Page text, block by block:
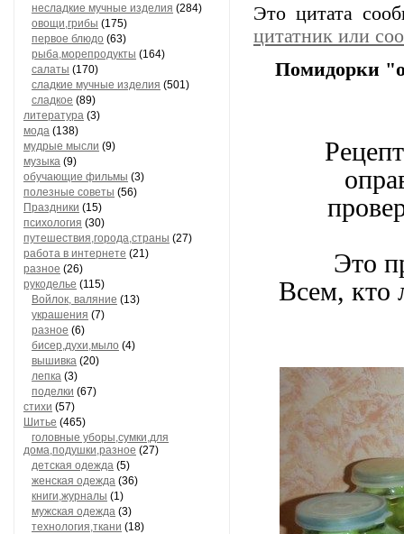
несладкие мучные изделия (284)
овощи,грибы (175)
первое блюдо (63)
рыба,морепродукты (164)
салаты (170)
сладкие мучные изделия (501)
сладкое (89)
литература (3)
мода (138)
мудрые мысли (9)
музыка (9)
обучающие фильмы (3)
полезные советы (56)
Праздники (15)
психология (30)
путешествия,города,страны (27)
работа в интернете (21)
разное (26)
рукоделье (115)
Войлок, валяние (13)
украшения (7)
разное (6)
бисер,духи,мыло (4)
вышивка (20)
лепка (3)
поделки (67)
стихи (57)
Шитье (465)
головные уборы,сумки,для
дома,подушки,разное (27)
детская одежда (5)
женская одежда (36)
книги,журналы (1)
мужская одежда (3)
технология,ткани (18)
Это цитата
цитатник или
Помидорки
Это
Всем, кто